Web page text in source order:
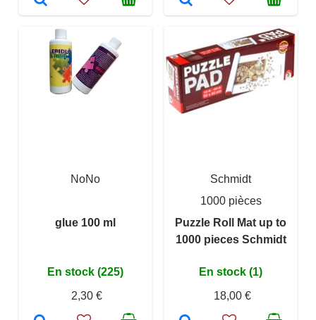
NoNo
glue 100 ml
En stock (225)
2,30 €
Schmidt
1000 pièces
Puzzle Roll Mat up to
1000 pieces Schmidt
En stock (1)
18,00 €